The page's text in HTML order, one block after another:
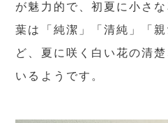
が魅力的で、初夏に小さ
葉は「純潔」「清純」「
ど、夏に咲く白い花の清
いるようです。